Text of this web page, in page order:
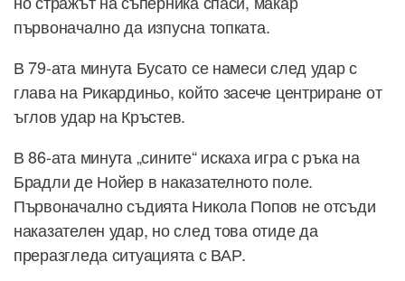
първоначално да изпусна топката.
В 79-ата минута Бусато се намеси след удар с
глава на Рикардиньо, който засече центриране от
ъглов удар на Кръстев.
В 86-ата минута „сините“ искаха игра с ръка на
Брадли де Нойер в наказателното поле.
Първоначално съдията Никола Попов не отсъди
наказателен удар, но след това отиде да
преразгледа ситуацията с ВАР.